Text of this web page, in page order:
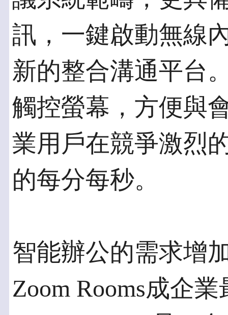
訊，一鍵啟動無線
新的整合溝通平台
觸控螢幕，方便與
業用戶在競爭激烈
的每分每秒。
智能辦公的需求增
Zoom Rooms成企